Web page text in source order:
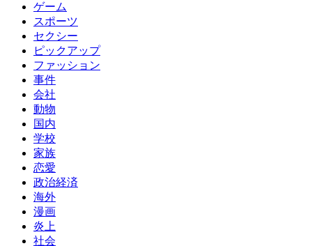
ゲーム
スポーツ
セクシー
ピックアップ
ファッション
事件
会社
動物
国内
学校
家族
恋愛
政治経済
海外
漫画
炎上
社会